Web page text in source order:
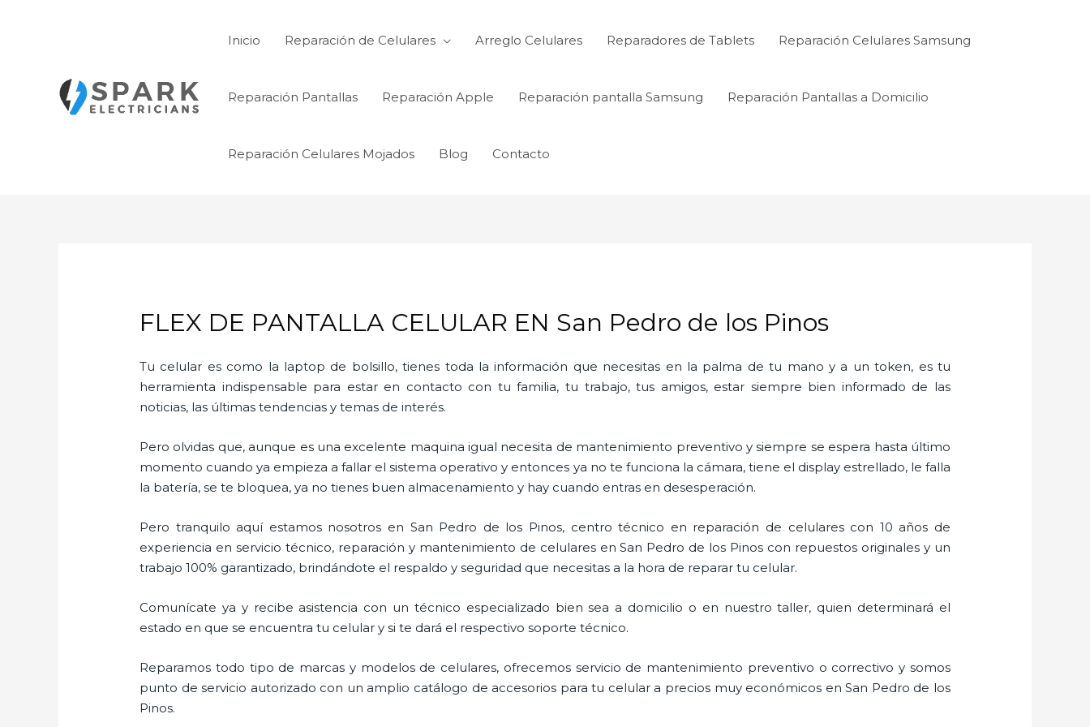
Inicio Reparación de Celulares Arreglo Celulares Reparadores de Tablets Reparación Celulares Samsung
Reparación Pantallas Reparación Apple Reparación pantalla Samsung Reparación Pantallas a Domicilio
Reparación Celulares Mojados Blog Contacto
FLEX DE PANTALLA CELULAR EN San Pedro de los Pinos
Tu celular es como la laptop de bolsillo, tienes toda la información que necesitas en la palma de tu mano y a un token, es tu
herramienta indispensable para estar en contacto con tu familia, tu trabajo, tus amigos, estar siempre bien informado de las
noticias, las últimas tendencias y temas de interés.
Pero olvidas que, aunque es una excelente maquina igual necesita de mantenimiento preventivo y siempre se espera hasta último
momento cuando ya empieza a fallar el sistema operativo y entonces ya no te funciona la cámara, tiene el display estrellado, le falla
la batería, se te bloquea, ya no tienes buen almacenamiento y hay cuando entras en desesperación.
Pero tranquilo aquí estamos nosotros en San Pedro de los Pinos, centro técnico en reparación de celulares con 10 años de
experiencia en servicio técnico, reparación y mantenimiento de celulares en San Pedro de los Pinos con repuestos originales y un
trabajo 100% garantizado, brindándote el respaldo y seguridad que necesitas a la hora de reparar tu celular.
Comunícate ya y recibe asistencia con un técnico especializado bien sea a domicilio o en nuestro taller, quien determinará el
estado en que se encuentra tu celular y si te dará el respectivo soporte técnico.
Reparamos todo tipo de marcas y modelos de celulares, ofrecemos servicio de mantenimiento preventivo o correctivo y somos
punto de servicio autorizado con un amplio catálogo de accesorios para tu celular a precios muy económicos en San Pedro de los
Pinos.